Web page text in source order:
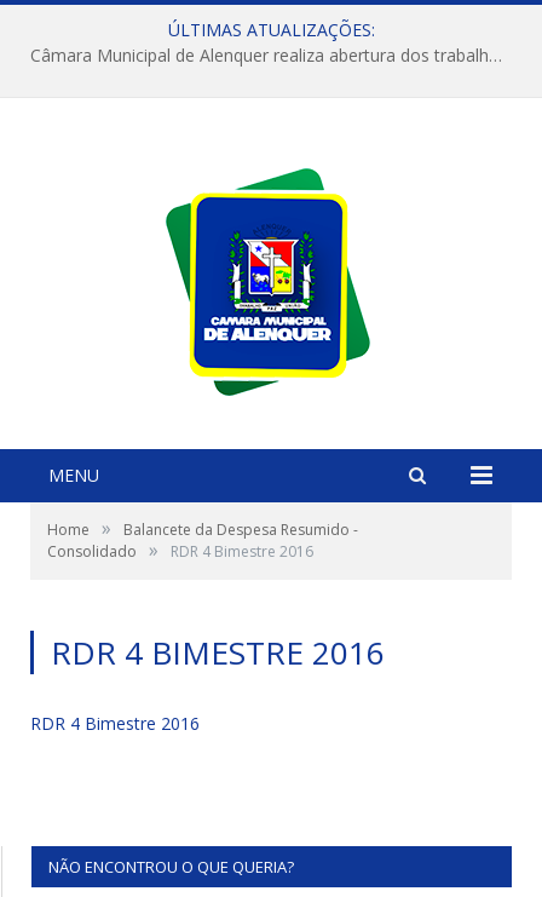
ÚLTIMAS ATUALIZAÇÕES:
Câmara Municipal de Alenquer realiza abertura dos trabalhos do 4º Período Legislativo
MENU
Home »
Balancete da Despesa Resumido -
Consolidado
» RDR 4 Bimestre 2016
RDR 4 BIMESTRE 2016
RDR 4 Bimestre 2016
NÃO ENCONTROU O QUE QUERIA?